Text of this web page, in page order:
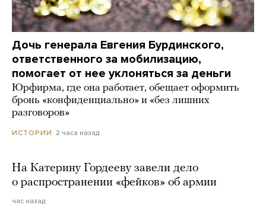
Дочь генерала Евгения Бурдинского,
ответственного за мобилизацию,
помогает от нее уклоняться за деньги
Юрфирма, где она работает, обещает оформить
бронь «конфиденциально» и «без лишних
разговоров»
ИСТОРИИ 2 часа назад
На Катерину Гордееву завели дело
о распространении «фейков» об армии
час назад